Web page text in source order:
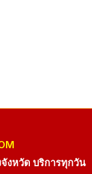
งหวัด บริการทุกวัน